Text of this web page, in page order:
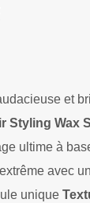
et
Styling Wax
ultime à
avec
unique